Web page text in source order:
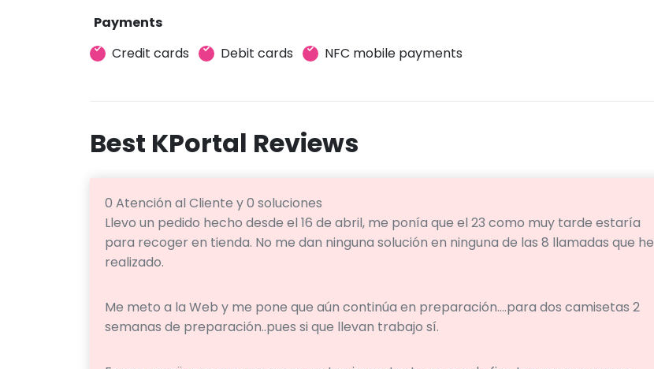
Payments
Credit cards
Debit cards NFC mobile payments
Best KPortal Reviews
0 Atención al Cliente y 0 soluciones
Llevo un pedido hecho desde el 16 de abril, me ponía que el 23 como muy tarde estaría
para recoger en tienda. No me dan ninguna solución en ninguna de las 8 llamadas que he
realizado.
Me meto a la Web y me pone que aún continúa en preparación….para dos camisetas 2
semanas de preparación..pues si que llevan trabajo sí.